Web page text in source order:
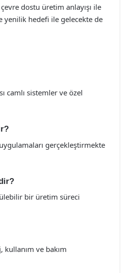
dostu üretim anlayışı ile
hedefi ile gelecekte de
camlı sistemler ve özel
gerçekleştirmekte
bir üretim süreci
ve bakım